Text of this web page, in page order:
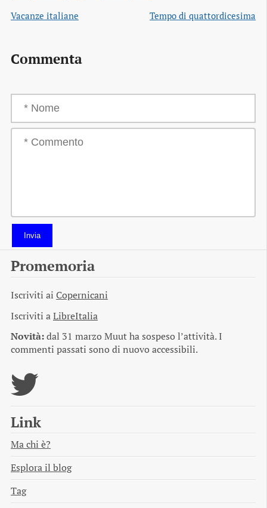
Vacanze italiane
Tempo di quattordicesima
Commenta
Invia
Promemoria
Iscriviti ai Copernicani
Iscriviti aLibreItalia
Novità:dal 31 marzo Muut ha sospeso l’attività. I
commenti passati sono di nuovo accessibili.
Link
Ma chi è?
Esplora il blog
Tag